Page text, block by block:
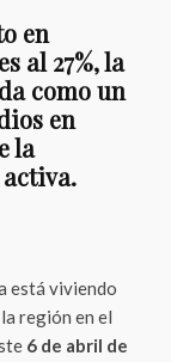
en
al 27%, la
como un
en
la
está viviendo
región en el
6 de abril de